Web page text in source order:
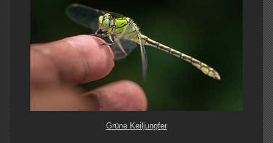
Grüne Keiljungfer